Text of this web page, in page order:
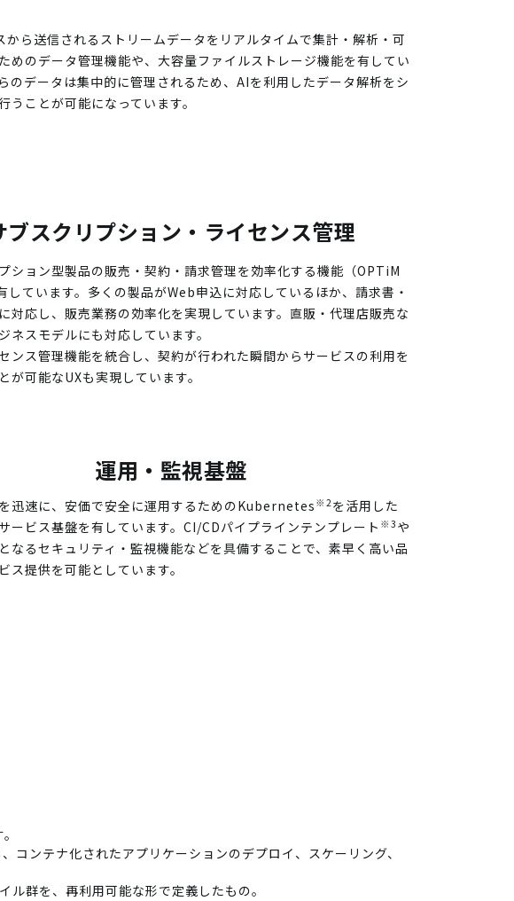
から送信されるストリームデータをリアルタイムで集計・解析・可
めのデータ管理機能や、大容量ファイルストレージ機能を有してい
のデータは集中的に管理されるため、AIを利用したデータ解析をシ
うことが可能になっています。
ブスクリプション・ライセンス管理
ション型製品の販売・契約・請求管理を効率化する機能（OPTiM
ています。多くの製品がWeb申込に対応しているほか、請求書・
対応し、販売業務の効率化を実現しています。直販・代理店販売な
ネスモデルにも対応しています。
ンス管理機能を統合し、契約が行われた瞬間からサービスの利用を
が可能なUXも実現しています。
運用・監視基盤
迅速に、安価で安全に運用するためのKubernetes ※2を活用した
ービス基盤を有しています。CI/CDパイプラインテンプレート ※3 や
なるセキュリティ・監視機能などを具備することで、素早く高い品
ス提供を可能としています。
テナ化されたアプリケーションのデプロイ、スケーリング、
群を、再利用可能な形で定義したもの。